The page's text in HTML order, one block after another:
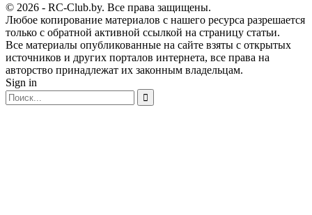
© 2026 - RC-Club.by. Все права защищены.
Любое копирование материалов с нашего ресурса разрешается
только с обратной активной ссылкой на страницу статьи.
Все материалы опубликованные на сайте взяты с открытых
источников и других порталов интернета, все права на
авторство принадлежат их законным владельцам.
Sign in